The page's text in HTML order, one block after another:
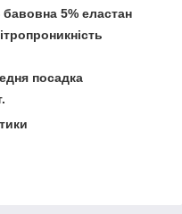
бавовна 5% еластан
посадка